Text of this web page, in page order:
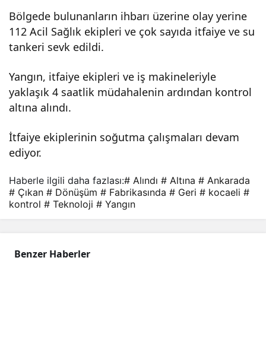
Bölgede bulunanların ihbarı üzerine olay yerine
112 Acil Sağlık ekipleri ve çok sayıda itfaiye ve su
tankeri sevk edildi.
Yangın, itfaiye ekipleri ve iş makineleriyle
yaklaşık 4 saatlik müdahalenin ardından kontrol
altına alındı.
İtfaiye ekiplerinin soğutma çalışmaları devam
ediyor.
fabr
ında
n
yan
kon
Haberle ilgili daha fazlası:# Alındı # Altına # Ankarada
# Çıkan # Dönüşüm # Fabrikasında # Geri # kocaeli #
kontrol # Teknoloji # Yangın
Benzer Haberler